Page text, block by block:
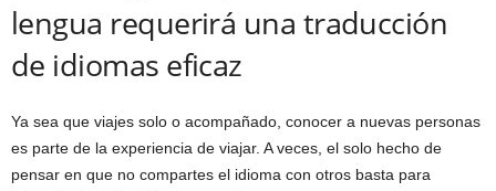
lengua requerirá una traducción
de idiomas eficaz
Ya sea que viajes solo o acompañado, conocer a nuevas personas
es parte de la experiencia de viajar. A veces, el solo hecho de
pensar en que no compartes el idioma con otros basta para